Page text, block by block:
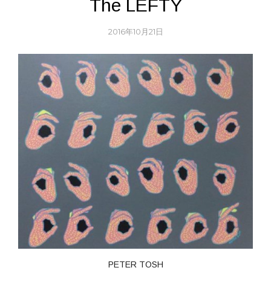
The LEFTY
2016年10月21日
PETER TOSH